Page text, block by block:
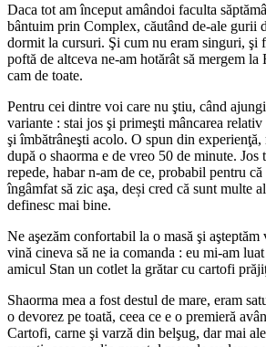
Daca tot am început amândoi faculta
bântuim prin Complex, căutând de-ale gurii
dormit la cursuri. Şi cum nu eram singuri, şi
poftă de altceva ne-am hotărât să mergem la
cam de toate.
Pentru cei dintre voi care nu ştiu, când
variante : stai jos şi primeşti mâncarea
şi îmbătrâneşti acolo. O spun din experienţă,
după o shaorma e de vreo 50 de minute. Jos
repede, habar n-am de ce, probabil pentru
îngâmfat să zic aşa, deși cred că sunt multe
definesc mai bine.
Ne aşezăm confortabil la o masă şi aşteptăm
vină cineva să ne ia comanda : eu mi-am
amicul Stan un cotlet la grătar cu cartofi
Shaorma mea a fost destul de mare, eram
o devorez pe toată, ceea ce e o premieră
Cartofi, carne şi varză din belşug, dar mai